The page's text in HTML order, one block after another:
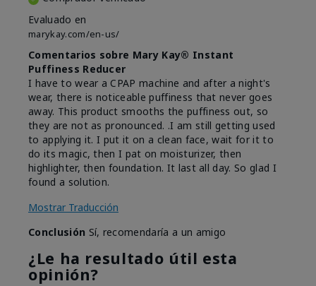
Evaluado en
marykay.com/en-us/
Comentarios sobre Mary Kay® Instant
Puffiness Reducer
I have to wear a CPAP machine and after a night's
wear, there is noticeable puffiness that never goes
away. This product smooths the puffiness out, so
they are not as pronounced. .I am still getting used
to applying it. I put it on a clean face, wait for it to
do its magic, then I pat on moisturizer, then
highlighter, then foundation. It last all day. So glad I
found a solution.
Mostrar Traducción
Conclusión Sí, recomendaría a un amigo
¿Le ha resultado útil esta
opinión?